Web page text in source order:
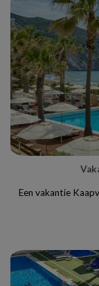
Een vakantie